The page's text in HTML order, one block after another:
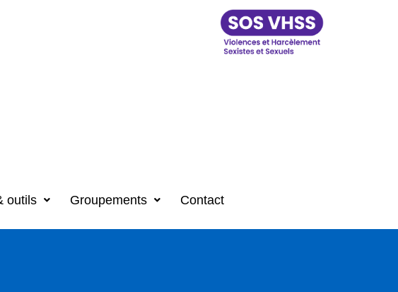
outils Groupements Contact